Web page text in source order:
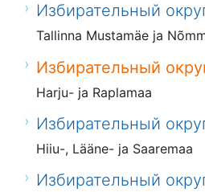
Избирательный
Tallinna Mustamäe ja
Избирательный
Harju- ja Raplamaa
Избирательный
Hiiu-, Lääne- ja Saaremaa
Избирательный